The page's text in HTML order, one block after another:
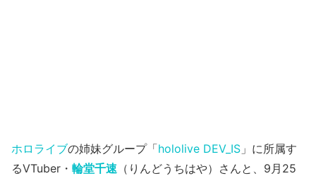
ホロライブの姉妹グループ「hololive DEV_IS 」に所属す
るVTuber・ 輪堂千速 （りんどうちはや）さんと、9月25